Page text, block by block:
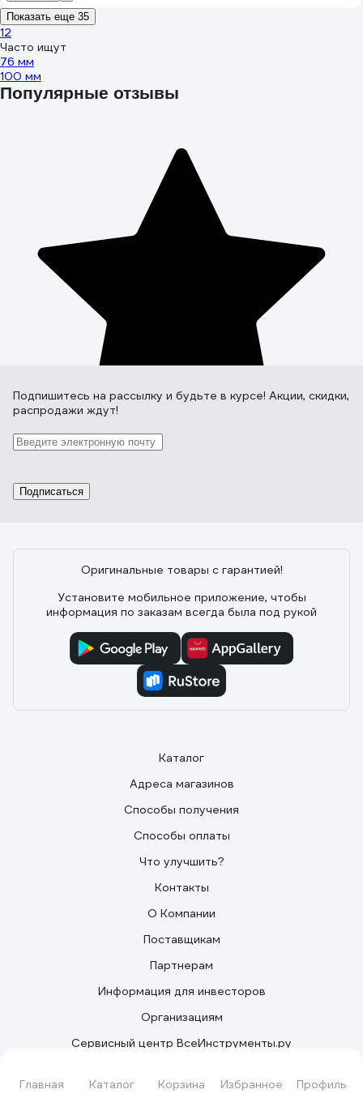
Главная Каталог Корзина Избранное Профиль
Показать еще 35
12
Часто ищут
76 мм
100 мм
Популярные отзывы
Подпишитесь на рассылку и будьте в курсе! Акции, скидки,
распродажи ждут!
Подписаться
Оригинальные товары с гарантией!
Установите мобильное приложение, чтобы
информация по заказам всегда была под рукой
Каталог
Адреса магазинов
Способы получения
Способы оплаты
Что улучшить?
Контакты
О Компании
Поставщикам
Партнерам
Информация для инвесторов
Организациям
Сервисный центр ВсеИнструменты.ру
Сервисные центры производителей